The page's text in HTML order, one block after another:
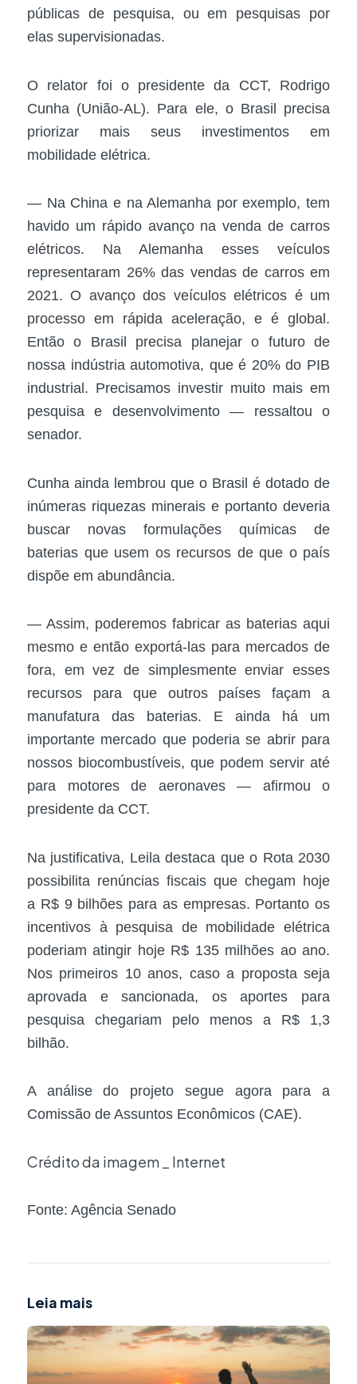
públicas de pesquisa, ou em pesquisas por
elas supervisionadas.
O relator foi o presidente da CCT, Rodrigo
Cunha (União-AL). Para ele, o Brasil precisa
priorizar mais seus investimentos em
mobilidade elétrica.
— Na China e na Alemanha por exemplo, tem
havido um rápido avanço na venda de carros
elétricos. Na Alemanha esses veículos
representaram 26% das vendas de carros em
2021. O avanço dos veículos elétricos é um
processo em rápida aceleração, e é global.
Então o Brasil precisa planejar o futuro de
nossa indústria automotiva, que é 20% do PIB
industrial. Precisamos investir muito mais em
pesquisa e desenvolvimento — ressaltou o
senador.
Cunha ainda lembrou que o Brasil é dotado de
inúmeras riquezas minerais e portanto deveria
buscar novas formulações químicas de
baterias que usem os recursos de que o país
dispõe em abundância.
— Assim, poderemos fabricar as baterias aqui
mesmo e então exportá-las para mercados de
fora, em vez de simplesmente enviar esses
recursos para que outros países façam a
manufatura das baterias. E ainda há um
importante mercado que poderia se abrir para
nossos biocombustíveis, que podem servir até
para motores de aeronaves — afirmou o
presidente da CCT.
Na justificativa, Leila destaca que o Rota 2030
possibilita renúncias fiscais que chegam hoje
a R$ 9 bilhões para as empresas. Portanto os
incentivos à pesquisa de mobilidade elétrica
poderiam atingir hoje R$ 135 milhões ao ano.
Nos primeiros 10 anos, caso a proposta seja
aprovada e sancionada, os aportes para
pesquisa chegariam pelo menos a R$ 1,3
bilhão.
A análise do projeto segue agora para a
Comissão de Assuntos Econômicos (CAE).
Crédito da imagem _ Internet
Fonte: Agência Senado
Leia mais